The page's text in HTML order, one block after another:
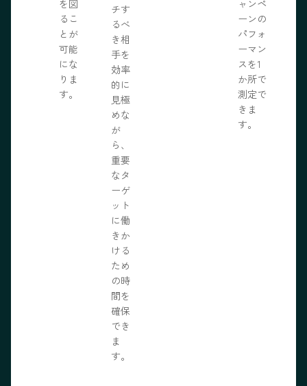
を図
るこ
とが
可能
にな
りま
す。
チす
るべ
き相
手を
効率
的に
見極
めな
が
ら、
重要
なタ
ーゲ
ット
に働
きか
ける
ため
の時
間を
確保
でき
ま
す。
ャンペ
ーンの
パフォ
ーマン
スを1
か所で
測定で
きま
す。